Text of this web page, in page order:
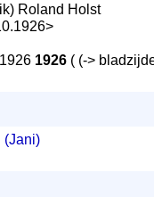
Roland Holst
1926 ( (->
(Jani)